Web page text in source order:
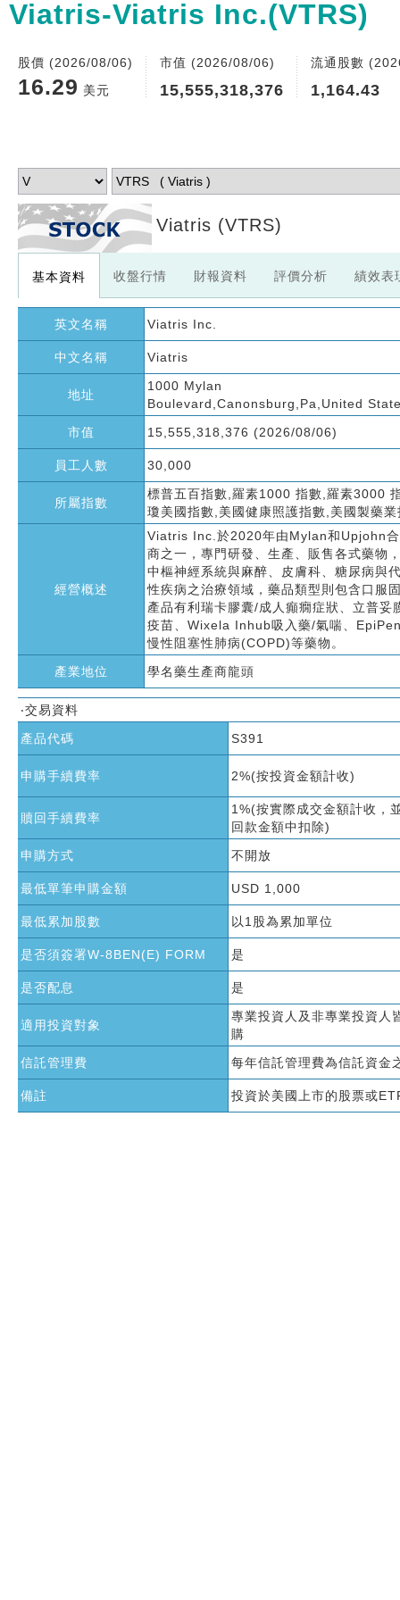
Viatris-Viatris Inc.(VTRS)
股價 (2026/08/06)
16.29 美元
市值 (2026/08/06)
15,555,318,376
流通股數
1,164.43
Viatris (VTRS)
基本資料 收盤行情 財報資料 評價分析 績效表
英文名稱 Viatris Inc.
中文名稱 Viatris
地址
1000 Mylan
Boulevard,Canonsburg,Pa,United
市值
15,555,318,376 (2026/08/06)
員工人數 30,000
所屬指數
標普五百指數,羅素1000 指數,羅素3000
瓊美國指數,美國健康照護指數,美國製藥業
經營概述
Viatris Inc.於2020年由Mylan和Upjohn合
商之一，專門研發、生產、販售各式藥物
中樞神經系統與麻醉、皮膚科、糖尿病與
性疾病之治療領域，藥品類型則包含口服
產品有利瑞卡膠囊/成人癲癇症狀、立普
疫苗、Wixela Inhub吸入藥/氣喘、
慢性阻塞性肺病(COPD)等藥物。
產業地位
學名藥生產商龍頭
‧交易資料
產品代碼
S391
申購手續費率 2%(按投資金額計收)
贖回手續費率
1%(按實際成交金額計收，
回款金額中扣除)
申購方式
不開放
最低單筆申購金額 USD 1,000
最低累加股數 以1股為累加單位
是否須簽署W-8BEN(E) FORM 是
是否配息 是
適用投資對象
專業投資人及非專業投資人
購
信託管理費
每年信託管理費為信託資金
備註 投資於美國上市的股票或